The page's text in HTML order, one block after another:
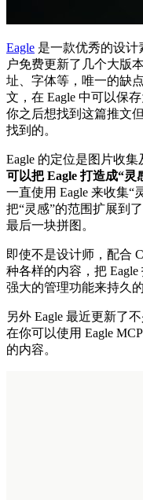
Eagle 是一款优秀的设计
户免费更新了几个大版
址、字体等，唯一的缺
文，在 Eagle 中可以保
你之后想找到这篇推文
找到的。
Eagle 的定位是图片收集
可以把 Eagle 打造成“灵
一直使用 Eagle 来收集“
把“灵感”的范围扩展到
最后一块拼图。
即使不是设计师，配合
种各样的内容，把
强大的管理功能来持久
另外 Eagle 最近更新了
在你可以使用 Eagle
的内容。